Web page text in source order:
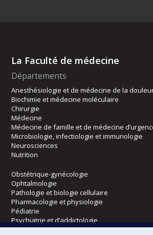
La Faculté de médecine
Départements
Anesthésiologie et de médecine de la
Biochimie et médecine moléculaire
Chirurgie
Médecine
Médecine de famille et de médecine
Microbiologie, infectiologie et immunologie
Neurosciences
Nutrition
Obstétrique-gynécologie
Ophtalmologie
Pathologie et biologie cellulaire
Pharmacologie et physiologie
Pédiatrie
Psychiatrie et d’addictologie
Radiologie, radio-oncologie et médecine